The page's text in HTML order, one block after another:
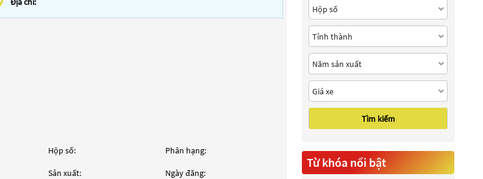
Hộp số: Phân hạng:
Sản xuất: Ngày đăng:
Tìm kiếm
Từ khóa nổi bật